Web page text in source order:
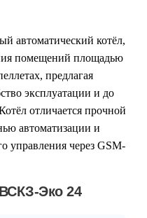
автоматический котёл,
помещений площадью
предлагая
эксплуатации и до
отличается прочной
автоматизации и
управления через GSM-
Эко 24